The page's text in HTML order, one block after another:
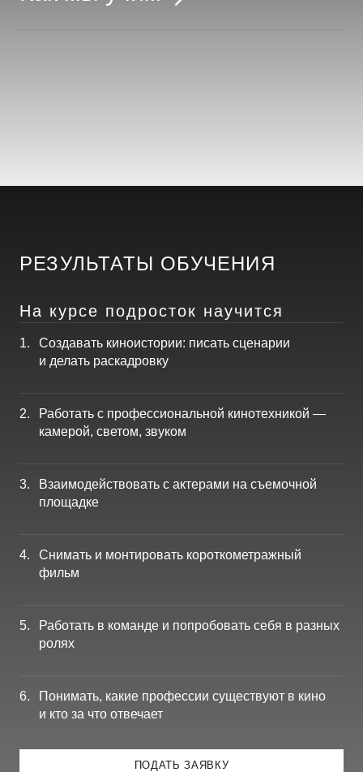
РЕЗУЛЬТАТЫ ОБУЧЕНИЯ
На курсе подросток научится
Создавать киноистории: писать сценарии
и делать раскадровку
Работать с профессиональной кинотехникой —
камерой, светом, звуком
Взаимодействовать с актерами на съемочной
площадке
Снимать и монтировать короткометражный
фильм
Работать в команде и попробовать себя в разных
ролях
Понимать, какие профессии существуют в кино
и кто за что отвечает
ПОДАТЬ ЗАЯВКУ